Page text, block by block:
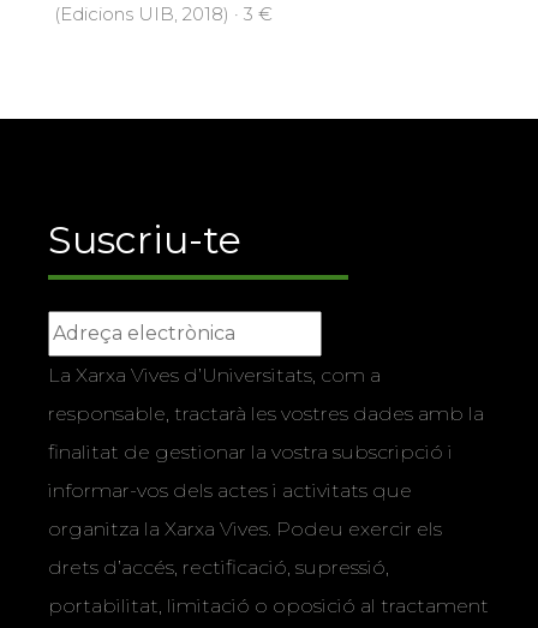
(Edicions UIB, 2018) · 3 €
Suscriu-te
La Xarxa Vives d’Universitats, com a
responsable, tractarà les vostres dades amb la
finalitat de gestionar la vostra subscripció i
informar-vos dels actes i activitats que
organitza la Xarxa Vives. Podeu exercir els
drets d’accés, rectificació, supressió,
portabilitat, limitació o oposició al tractament